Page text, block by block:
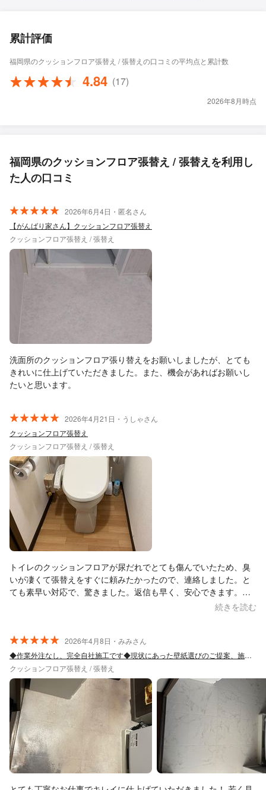
累計評価
福岡県のクッションフロア張替え / 張替えの口コミの平均点と累計数
4.84 (17)
2026年8月時点
福岡県のクッションフロア張替え / 張替えを利用し
た人の口コミ
2026年6月4日・匿名さん
【がんばり家さん】クッションフロア張替え
クッションフロア張替え / 張替え
洗面所のクッションフロア張り替えをお願いしましたが、とても
きれいに仕上げていただきました。また、機会があればお願いし
たいと思います。
2026年4月21日・うしゃさん
クッションフロア張替え
クッションフロア張替え / 張替え
トイレのクッションフロアが尿だれでとても傷んでいたため、臭
いが凄くて張替えをすぐに頼みたかったので、連絡しました。と
ても素早い対応で、驚きました。返信も早く、安心できます。施
工時も丁寧に説明して下さり、写真も送ってくださいました。
続きを読む
2026年4月8日・みみさん
◆作業外注なし、完全自社施工です◆現状にあった壁紙選びのご提案、施工をします
クッションフロア張替え / 張替え